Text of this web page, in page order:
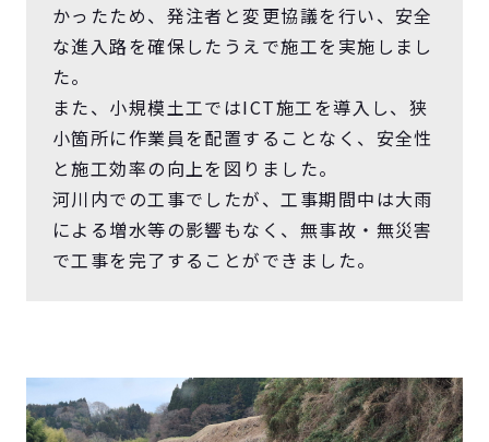
かったため、発注者と変更協議を行い、安全
な進入路を確保したうえで施工を実施しまし
た。
また、小規模土工ではICT施工を導入し、狭
小箇所に作業員を配置することなく、安全性
と施工効率の向上を図りました。
河川内での工事でしたが、工事期間中は大雨
による増水等の影響もなく、無事故・無災害
で工事を完了することができました。